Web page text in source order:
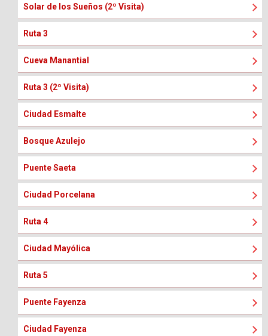
Solar de los Sueños (2º Visita)
Ruta 3
Cueva Manantial
Ruta 3 (2º Visita)
Ciudad Esmalte
Bosque Azulejo
Puente Saeta
Ciudad Porcelana
Ruta 4
Ciudad Mayólica
Ruta 5
Puente Fayenza
Ciudad Fayenza